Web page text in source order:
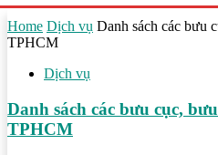
Home Dịch vụ Danh sách các bưu
TPHCM
Dịch vụ
Danh sách các bưu cục,
TPHCM